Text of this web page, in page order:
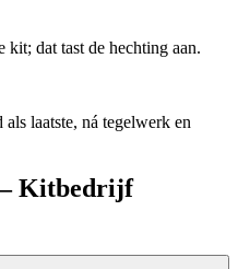
dat tast de hechting aan.
laatste, ná tegelwerk en
Kitbedrijf